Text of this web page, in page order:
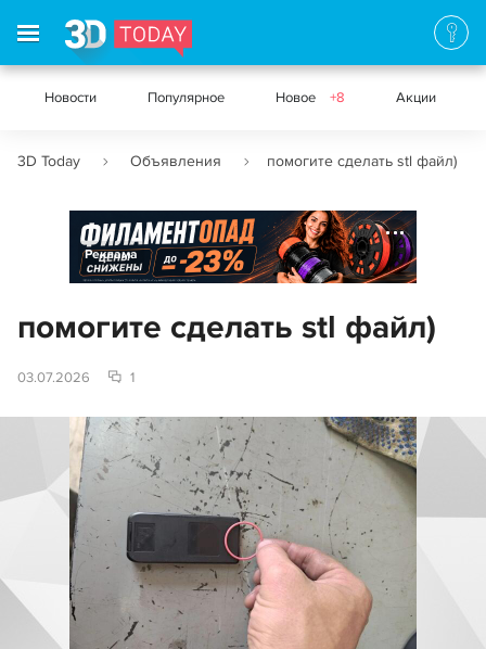
Новости Популярное Новое +8 Акции
3D Today Объявления помогите сделать stl файл)
Реклама
помогите сделать stl файл)
03.07.2026 1